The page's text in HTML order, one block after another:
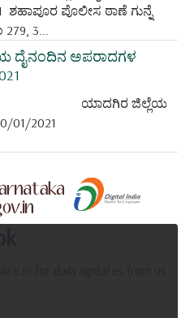
ಪೊಲೀಸ ಠಾಣೆ ಗುನ್ನೆ
3...
ದೈನಂದಿನ ಅಪರಾದಗಳ
ಜಿಲ್ಲೆಯ
20/01/2021